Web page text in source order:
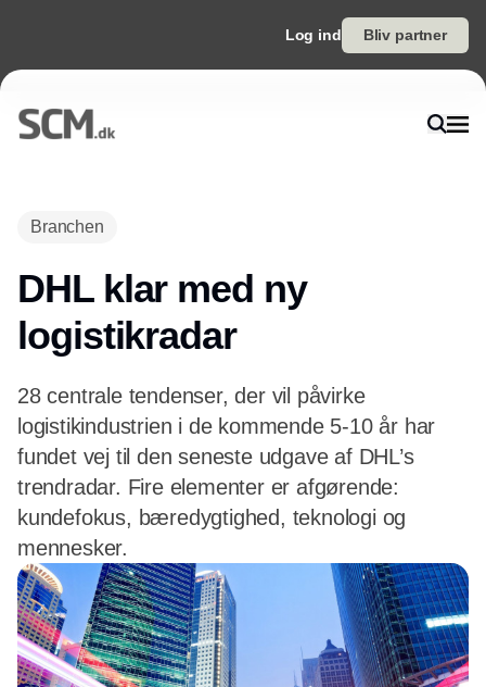
Log ind Bliv partner
Branchen
DHL klar med ny
logistikradar
28 centrale tendenser, der vil påvirke
logistikindustrien i de kommende 5-10 år har
fundet vej til den seneste udgave af DHL’s
trendradar. Fire elementer er afgørende:
kundefokus, bæredygtighed, teknologi og
mennesker.